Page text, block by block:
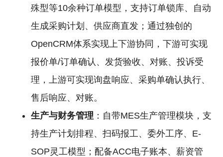
殊型等10余种订单模型，支持订单锁库、自动
生成采购计划、供应商直发；通过独创的
OpenCRM体系实现上下游协同，下游可实现
报价单/订单确认、发货验收、对账、投诉受
理，上游可实现询盘响应、采购单确认执行、
售后响应、对账。
生产与财务管理 ：自带MES生产管理模块，支
持生产计划排程、扫码报工、委外工序、E-
SOP灵工模型；配备ACC电子账本、薪资管